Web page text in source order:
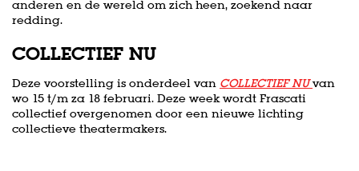
anderen en de wereld om zich heen, zoekend naar
redding.
COLLECTIEF NU
Deze voorstelling is onderdeel van COLLECTIEF NU van
wo 15 t/m za 18 februari. Deze week wordt Frascati
collectief overgenomen door een nieuwe lichting
collectieve theatermakers.
Inzoomen